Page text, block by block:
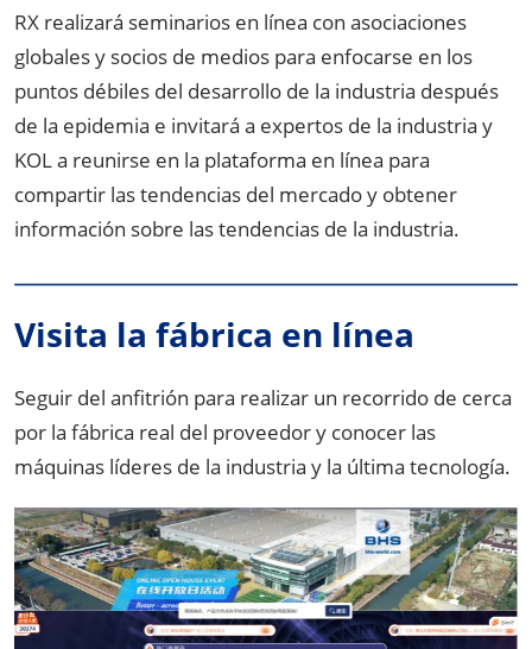
RX realizará seminarios en línea con asociaciones
globales y socios de medios para enfocarse en los
puntos débiles del desarrollo de la industria después
de la epidemia e invitará a expertos de la industria y
KOL a reunirse en la plataforma en línea para
compartir las tendencias del mercado y obtener
información sobre las tendencias de la industria.
Visita la fábrica en línea
Seguir del anfitrión para realizar un recorrido de cerca
por la fábrica real del proveedor y conocer las
máquinas líderes de la industria y la última tecnología.